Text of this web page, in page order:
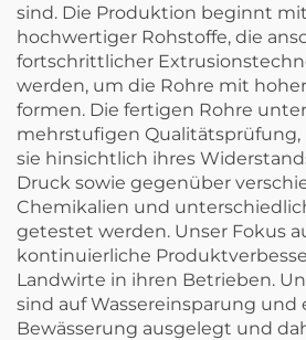
sind. Die Produktion beginnt
hochwertiger Rohstoffe, die
fortschrittlicher
werden, um die Rohre mit hoher
formen. Die fertigen Rohre
mehrstufigen Qualitätsprüfung,
sie hinsichtlich ihres
Druck sowie gegenüber
Chemikalien und
getestet werden. Unser Fokus
kontinuierliche
Landwirte in ihren Betrieben.
sind auf Wassereinsparung und
Bewässerung ausgelegt und